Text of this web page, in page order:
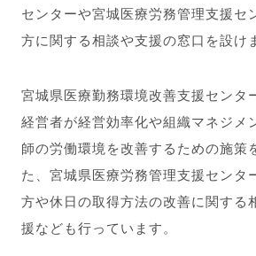
センターや宮城医療労務管理支援セ
方に関する相談や支援の窓口を設け
宮城県医療勤務環境改善支援センタ
経営者が経営効率化や組織マネジメ
師の労働環境を改善するための施策
た、宮城県医療労務管理支援センタ
方や休日の取得方法の改善に関する
援なども行っています。